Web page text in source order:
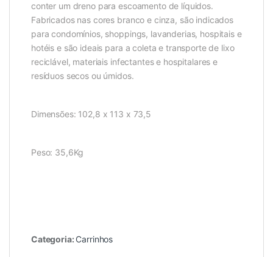
conter um dreno para escoamento de líquidos.
Fabricados nas cores branco e cinza, são indicados
para condomínios, shoppings, lavanderias, hospitais e
hotéis e são ideais para a coleta e transporte de lixo
reciclável, materiais infectantes e hospitalares e
resíduos secos ou úmidos.
Dimensões: 102,8 x 113 x 73,5
Peso: 35,6Kg
Categoria: Carrinhos